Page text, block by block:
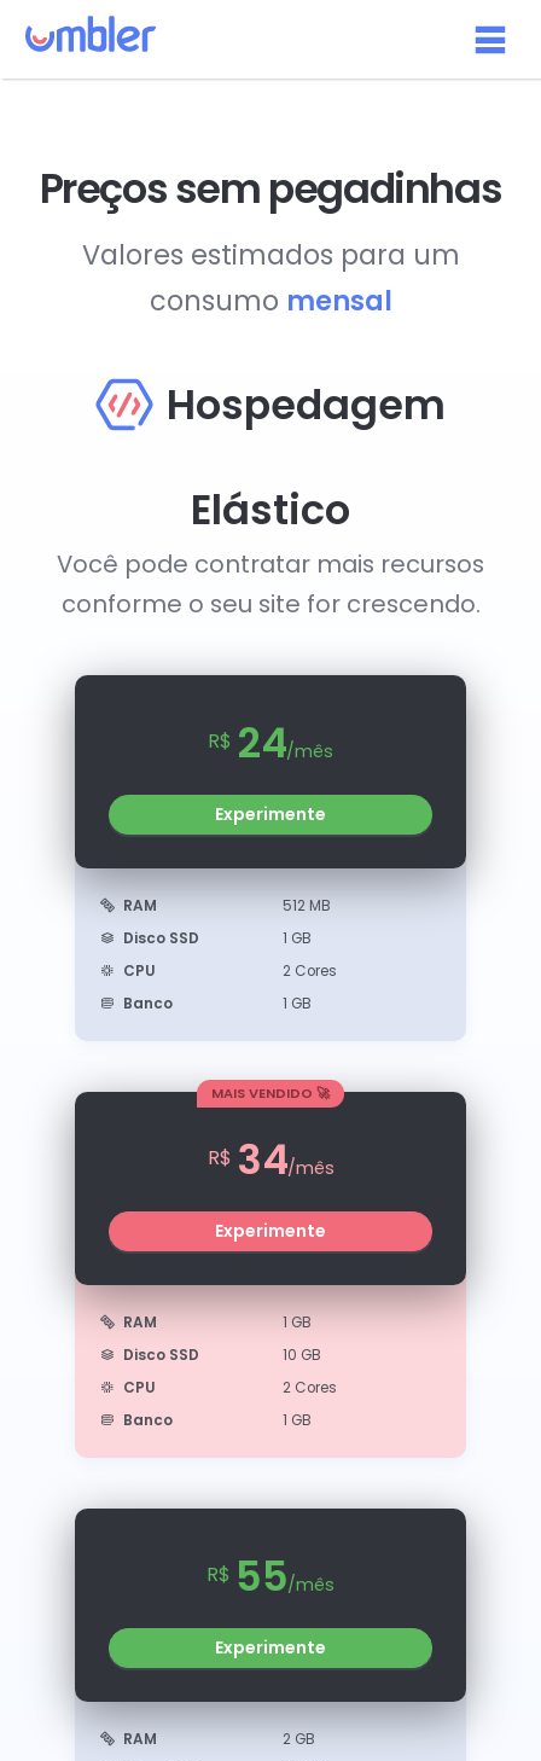
Preços sem pegadinhas
Valores estimados para um
consumo mensal
Hospedagem
Elástico
Você pode contratar mais recursos
conforme o seu site for crescendo.
R$ 24/mês
Experimente
RAM
512 MB
Disco SSD
1 GB
CPU
2 Cores
Banco
1 GB
MAIS VENDIDO 🚀
R$ 34/mês
Experimente
RAM
1 GB
Disco SSD
10 GB
CPU
2 Cores
Banco
1 GB
R$ 55/mês
Experimente
RAM
2 GB